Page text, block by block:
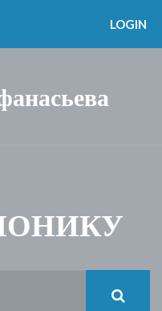
LOGIN